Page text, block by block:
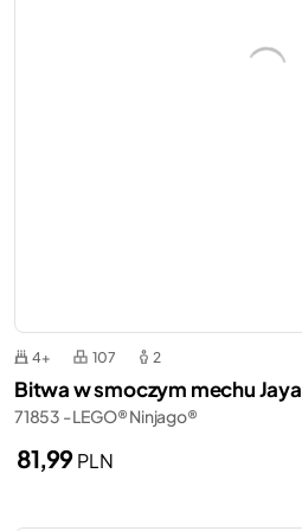
4+ 107 2
Bitwa w smoczym mechu Jaya
71853 - LEGO® Ninjago®
81,99PLN